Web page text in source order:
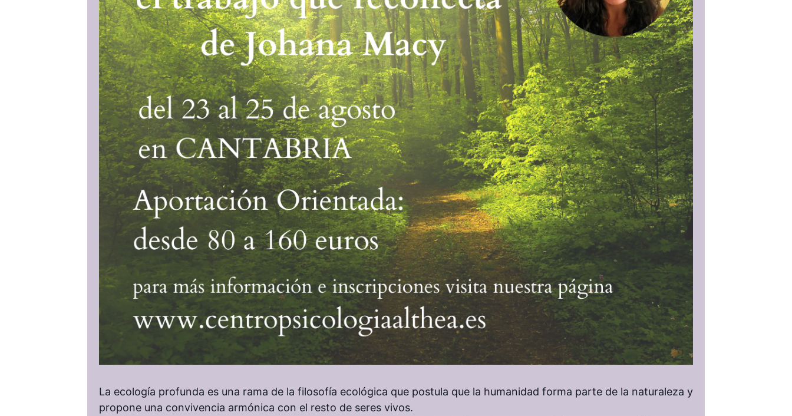
La ecología profunda es una rama de la filosofía ecológica que postula que la humanidad forma parte de la naturaleza y
propone una convivencia armónica con el resto de seres vivos.